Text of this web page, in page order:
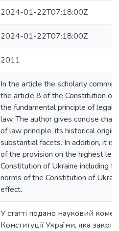
2024-01-22T07:18:00Z
2024-01-22T07:18:00Z
2011
In the article the scholarly
the article 8 of the Constitution of
the fundamental principle of legal
law. The author gives concise
of law principle, its historical
substantial facets. In addition, it is
of the provision on the highest
Constitution of Ukraine including
norms of the Constitution of
effect.
У статті подано науковий
Конституції України, яка